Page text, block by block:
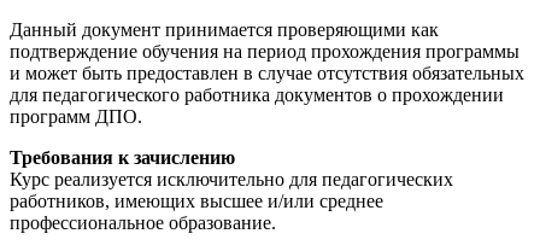
Данный документ принимается проверяющими как
подтверждение обучения на период прохождения программы
и может быть предоставлен в случае отсутствия обязательных
для педагогического работника документов о прохождении
программ ДПО.
Требования к зачислению
Курс реализуется исключительно для педагогических
работников, имеющих высшее и/или среднее
профессиональное образование.